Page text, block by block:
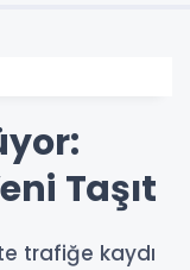
Taşıt
trafiğe kaydı